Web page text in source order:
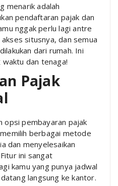
menarik adalah
pendaftaran pajak dan
nggak perlu lagi antre
situsnya, dan semua
dari rumah. Ini
dan tenaga!
Pajak
opsi pembayaran pajak
berbagai metode
dan menyelesaikan
ini sangat
kamu yang punya jadwal
langsung ke kantor.